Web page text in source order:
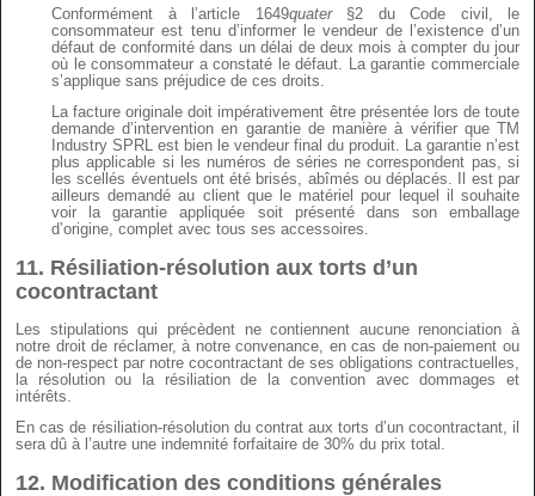
Conformément à l’article 1649quater§2 du Code civil, le
consommateur est tenu d’informer le vendeur de l’existence d’un
défaut de conformité dans un délai de deux mois à compter du jour
où le consommateur a constaté le défaut. La garantie commerciale
s’applique sans préjudice de ces droits.
La facture originale doit impérativement être présentée lors de toute
demande d’intervention en garantie de manière à vérifier que TM
Industry SPRL est bien le vendeur final du produit. La garantie n’est
plus applicable si les numéros de séries ne correspondent pas, si
les scellés éventuels ont été brisés, abîmés ou déplacés. Il est par
ailleurs demandé au client que le matériel pour lequel il souhaite
voir la garantie appliquée soit présenté dans son emballage
d’origine, complet avec tous ses accessoires.
11. Résiliation-résolution aux torts d’un
cocontractant
Les stipulations qui précèdent ne contiennent aucune renonciation à
notre droit de réclamer, à notre convenance, en cas de non-paiement ou
de non-respect par notre cocontractant de ses obligations contractuelles,
la résolution ou la résiliation de la convention avec dommages et
intérêts.
En cas de résiliation-résolution du contrat aux torts d’un cocontractant, il
sera dû à l’autre une indemnité forfaitaire de 30% du prix total.
12. Modification des conditions générales